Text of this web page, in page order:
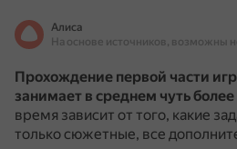
Алиса
Прохождение первой части
занимает в среднем чуть
время зависит от того, какие
только сюжетные, все